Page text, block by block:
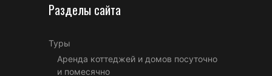
Разделы сайта
Туры
Аренда коттеджей и домов посуточно
и помесячно